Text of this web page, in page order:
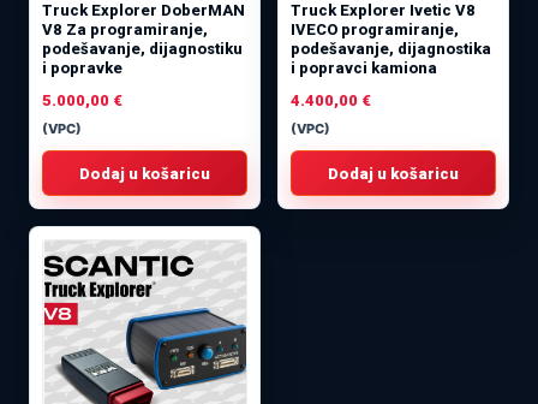
Truck Explorer DoberMAN
V8 Za programiranje,
podešavanje, dijagnostiku
i popravke
5.000,00 €
(VPC)
Dodaj u košaricu
Truck Explorer Ivetic V8
IVECO programiranje,
podešavanje, dijagnostika
i popravci kamiona
4.400,00 €
(VPC)
Dodaj u košaricu